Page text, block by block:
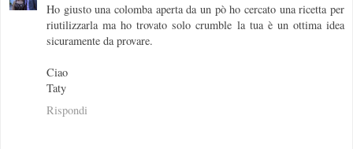
Ho giusto una colomba aperta da un pò ho cercato una ricetta per
riutilizzarla ma ho trovato solo crumble la tua è un ottima idea
sicuramente da provare.
Ciao
Taty
Rispondi